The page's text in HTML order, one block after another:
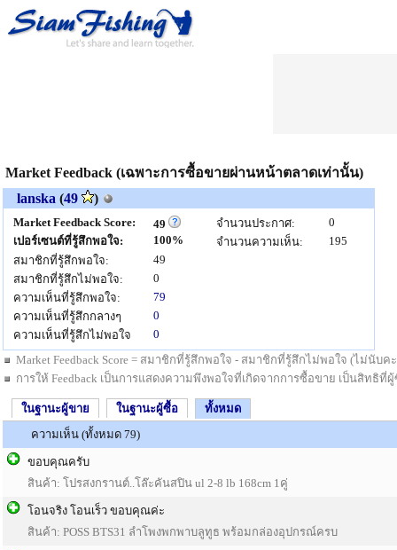
Market Feedback (เฉพาะการซื้อขายผ่านหน้าตลาดเท่านั้น)
lanska (49 )
Market Feedback Score:
49
เปอร์เซนต์ที่รู้สึกพอใจ:
100%
สมาชิกที่รู้สึกพอใจ:
49
สมาชิกที่รู้สึกไม่พอใจ:
0
ความเห็นที่รู้สึกพอใจ:
79
ความเห็นที่รู้สึกกลางๆ
0
ความเห็นที่รู้สึกไม่พอใจ
0
จำนวนประกาศ:
0
จำนวนความเห็น:
195
Market Feedback Score = สมาชิกที่รู้สึกพอใจ - สมาชิกที่รู้สึกไม่พอใจ (ไม่นับ
การให้ Feedback เป็นการแสดงความพึงพอใจที่เกิดจากการซื้อขาย เป็นสิทธิ
ในฐานะผู้ขาย ในฐานะผู้ซื้อ
ทั้งหมด
ความเห็น (ทั้งหมด 79)
ขอบคุณครับ
สินค้า: โปรสงกรานต์..โล๊ะคันสปิน ul 2-8 lb 168cm 1คู่
โอนจริง โอนเร็ว ขอบคุณค่ะ
สินค้า: POSS BTS31 ลำโพงพกพาบลูทูธ พร้อมกล่องอุปกรณ์ครบ